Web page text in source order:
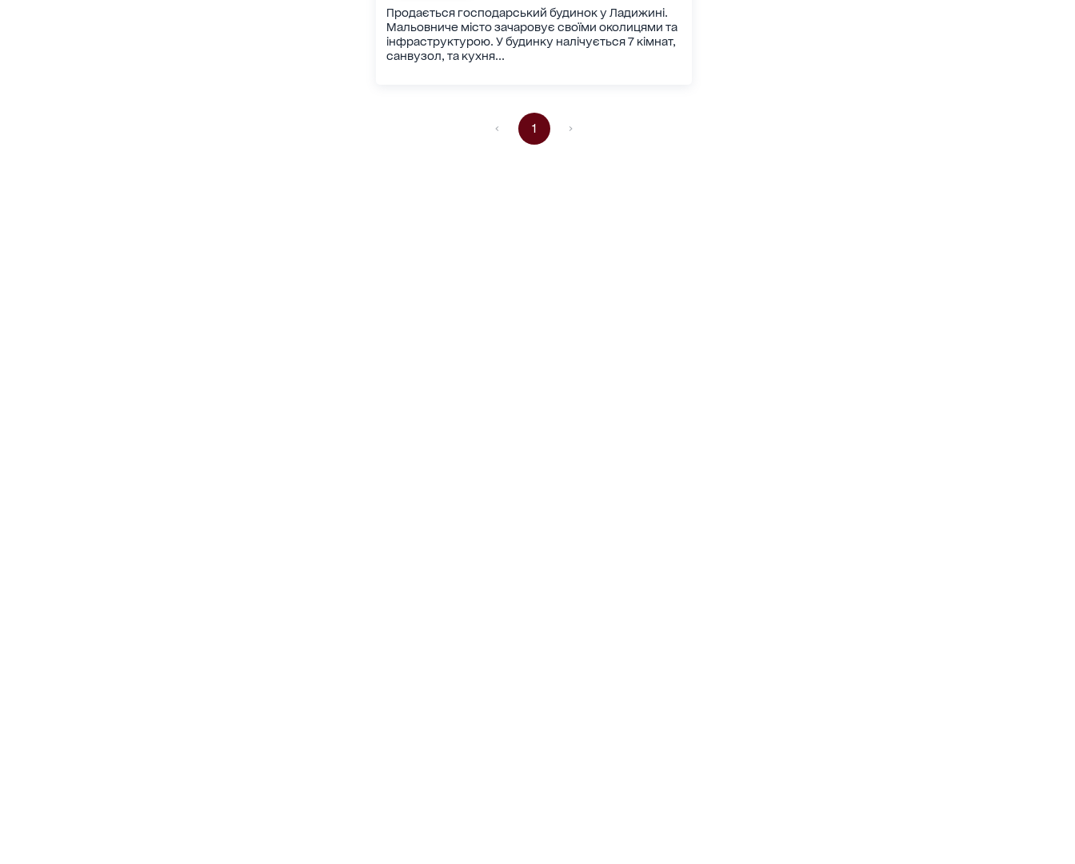
Продається господарський будинок у Ладижині.
Мальовниче місто зачаровує своїми околицями та
інфраструктурою. У будинку налічується 7 кімнат,
санвузол, та кухня...
1